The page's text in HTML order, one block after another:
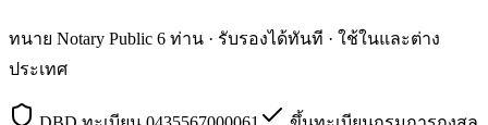
ทนาย Notary Public 6 ท่าน · รับรองได้ทันที · ใช้ในและต่าง
ประเทศ